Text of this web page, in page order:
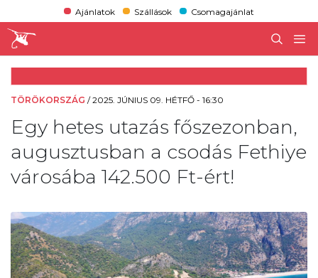
Ajánlatok Szállások Csomagajánlat
TÖRÖKORSZÁG /2025. JÚNIUS 09. HÉTFŐ - 16:30
Egy hetes utazás főszezonban,
augusztusban a csodás Fethiye
városába 142.500 Ft-ért!